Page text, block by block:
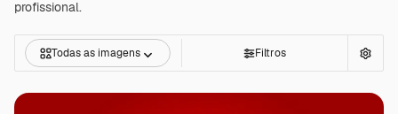
profissional.
Todas as imagens Filtros